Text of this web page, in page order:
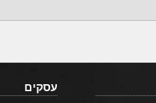
עסקים